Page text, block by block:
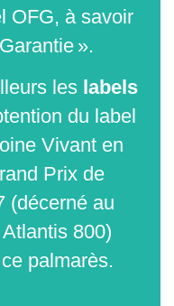
OFG, à savoir
».
les labels
du label
Vivant en
Prix de
(décerné au
800)
palmarès.